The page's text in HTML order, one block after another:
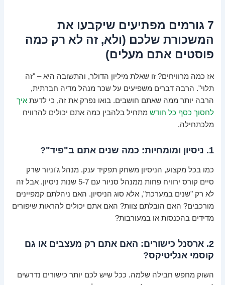
7 גורמים מפתיעים שיקבעו את
המשכורת שלכם (ולא, זה לא רק כמה
פוסטים אתם מעלים)
אז כמה מרוויחים? זו שאלת מיליון הדולר, והתשובה היא – "זה
תלוי". הרבה דברים משפיעים על שכר מנהל מדיה חברתית,
הרבה יותר ממה שאתם חושבים. בואו נפרק את זה, כי לדעתאיך
לחסוך כסף כל חודש מתחיל בלהבין כמה אתם יכולים להרוויח
מלכתחילה.
1. ניסיון ומומחיות: כמה שנים אתם ב"פיד"?
כמו בכל מקצוע, הניסיון משחק תפקיד ענק. מנהל ג'וניור שרק
סיים קורס ירוויח פחות ממנהל סניור עם 5-7 שנות ניסיון. אבל זה
לא רק "שנים במערכת", אלא סוג הניסיון. האם ניהלתם קמפיינים
מורכבים? האם הובלתם צוות? האם אתם יכולים להראות שיפורים
מדידים בהכנסות או במעורבות?
2. ארסנל כישורים: האם אתם רק מעצבים או גם
קוסמי אנליטיקס?
השוק מחפש חבילה שלמה. ככל שיש לכם יותר כישורים נדרשים